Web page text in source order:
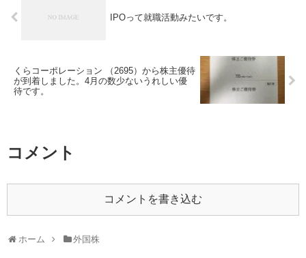
IPOって就職活動みたいです。
くらコーポレーション （2695）から株主優待
が到着しました。4月の数少ないうれしい優
待です。
コメント
コメントを書き込む
ホーム 外国株